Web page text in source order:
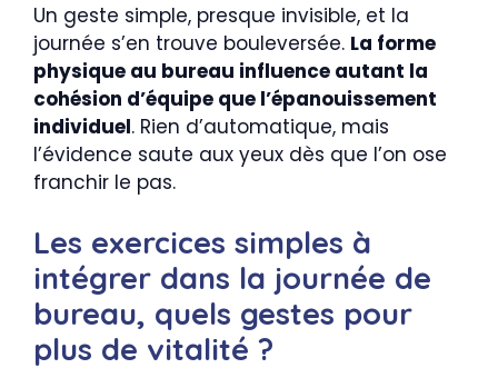
Un geste simple, presque invisible, et la
journée s’en trouve bouleversée. La forme
physique au bureau influence autant la
cohésion d’équipe que l’épanouissement
individuel. Rien d’automatique, mais
l’évidence saute aux yeux dès que l’on ose
franchir le pas.
Les exercices simples à
intégrer dans la journée de
bureau, quels gestes pour
plus de vitalité ?